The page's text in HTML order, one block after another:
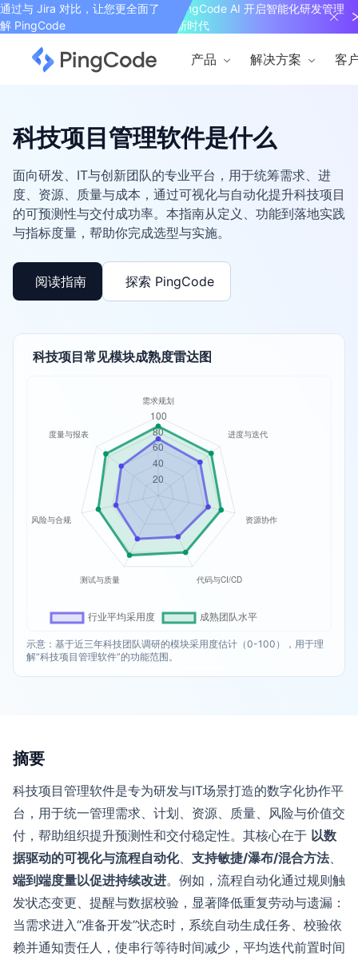
通过与 Jira 对比，让您更全面了
解 PingCode
PingCode AI 开启智能化研发管理
新时代
产品 解决方案 客
科技项目管理软件是什么
面向研发、IT与创新团队的专业平台，用于统筹需求、进
度、资源、质量与成本，通过可视化与自动化提升科技项目
的可预测性与交付成功率。本指南从定义、功能到落地实践
与指标度量，帮助你完成选型与实施。
阅读指南 探索 PingCode
科技项目常见模块成熟度雷达图
示意：基于近三年科技团队调研的模块采用度估计（0-100），用于理
解“科技项目管理软件”的功能范围。
摘要
科技项目管理软件是专为研发与IT场景打造的数字化协作平
台，用于统一管理需求、计划、资源、质量、风险与价值交
付，帮助组织提升预测性和交付稳定性。其核心在于 以数
据驱动的可视化与流程自动化、 支持敏捷/瀑布/混合方法、
端到端度量以促进持续改进。例如，流程自动化通过规则触
发状态变更、提醒与数据校验，显著降低重复劳动与遗漏：
当需求进入“准备开发”状态时，系统自动生成任务、校验依
赖并通知责任人，使串行等待时间减少，平均迭代前置时间